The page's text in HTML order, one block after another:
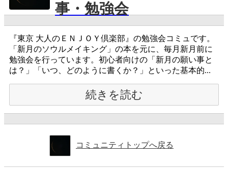
事・勉強会
『東京 大人のＥＮＪＯＹ倶楽部』の勉強会コミュです。
「新月のソウルメイキング」の本を元に、毎月新月前に
勉強会を行っています。初心者向けの「新月の願い事と
は？」「いつ、どのように書くか？」といった基本的...
続きを読む
コミュニティトップへ戻る